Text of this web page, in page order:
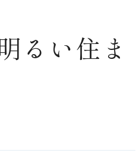
るい住ま